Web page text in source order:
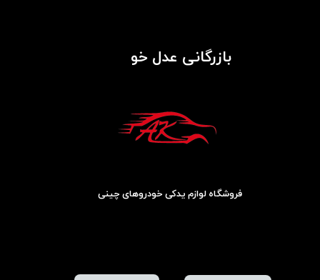
بازرگانی عدل خو
فروشگاه لوازم یدکی خودروهای چینی